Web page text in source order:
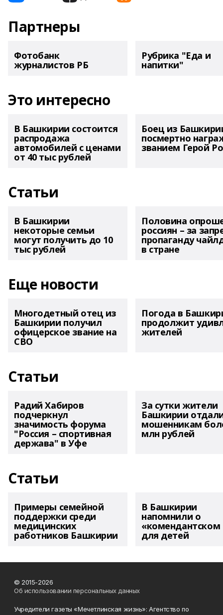
Партнеры
Фотобанк
журналистов РБ
Рубрика "Еда и
напитки"
Это интересно
В Башкирии состоится
распродажа
автомобилей с ценами
от 40 тыс рублей
Боец из
посмертно
званием Герой
Статьи
В Башкирии
некоторые семьи
могут получить до 10
тыс рублей
Половина
россиян – за
пропаганду
в стране
Еще новости
Многодетный отец из
Башкирии получил
офицерское звание на
СВО
Погода в
продолжит
жителей
Статьи
Радий Хабиров
подчеркнул
значимость форума
"Россия – спортивная
держава" в Уфе
За сутки жители
Башкирии
мошенникам
млн рублей
Статьи
Примеры семейной
поддержки среди
медицинских
работников Башкирии
В Башкирии
напомнили о
«комендантском
для детей
© 2015-2026
Об использовании персональных данных
Учредители газеты «Мечетлинская жизнь»: Агентство по